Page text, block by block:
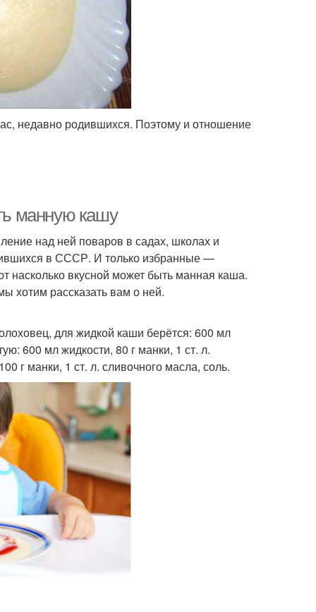
недавно родившихся. Поэтому и отношение
манную кашу
над ней поваров в садах, школах и
в СССР. И только избранные —
насколько вкусной может быть манная каша.
хотим рассказать вам о ней.
для жидкой каши берётся: 600 мл
600 мл жидкости, 80 г манки, 1 ст. л.
г манки, 1 ст. л. сливочного масла, соль.